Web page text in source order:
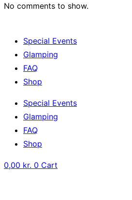
No comments to show.
Special Events
Glamping
FAQ
Shop
Special Events
Glamping
FAQ
Shop
0,00 kr. 0 Cart